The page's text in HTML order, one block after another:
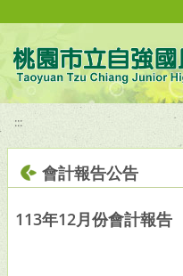
:::
會計報告公告
113年12月份會計報告